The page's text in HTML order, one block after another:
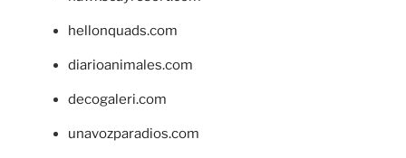
hellonquads.com
diarioanimales.com
decogaleri.com
unavozparadios.com